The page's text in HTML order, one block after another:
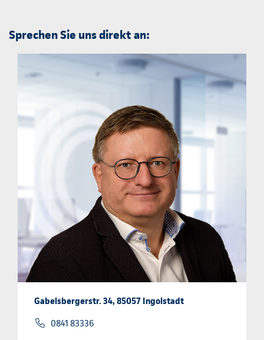
Sprechen Sie uns direkt an:
Gabelsbergerstr. 34, 85057 Ingolstadt
0841 83336